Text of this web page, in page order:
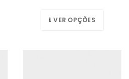
VER OPÇÕES